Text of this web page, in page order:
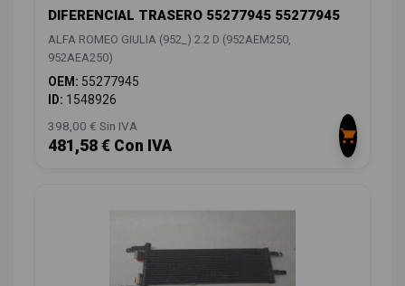
DIFERENCIAL TRASERO 55277945 55277945
ALFA ROMEO GIULIA (952_) 2.2 D (952AEM250,
952AEA250)
OEM: 55277945
ID: 1548926
398,00 € Sin IVA
481,58 € Con IVA